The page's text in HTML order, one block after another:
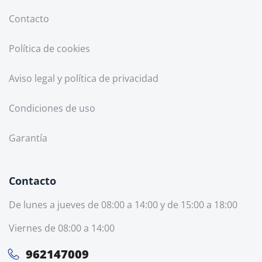
Contacto
Política de cookies
Aviso legal y política de privacidad
Condiciones de uso
Garantía
Contacto
De lunes a jueves de 08:00 a 14:00 y de 15:00 a 18:00
Viernes de 08:00 a 14:00
962147009